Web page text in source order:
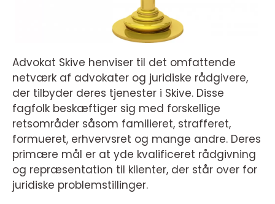
Advokat Skive henviser til det omfattende
netværk af advokater og juridiske rådgivere,
der tilbyder deres tjenester i Skive. Disse
fagfolk beskæftiger sig med forskellige
retsområder såsom familieret, strafferet,
formueret, erhvervsret og mange andre. Deres
primære mål er at yde kvalificeret rådgivning
og repræsentation til klienter, der står over for
juridiske problemstillinger.